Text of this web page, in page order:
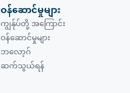
ဝန်ဆောင်မှုများ
ကျွန်ုပ်တို့ အကြောင်း
ဝန်ဆောင်မှုများ
ဘလော့ဂ်
ဆက်သွယ်ရန်